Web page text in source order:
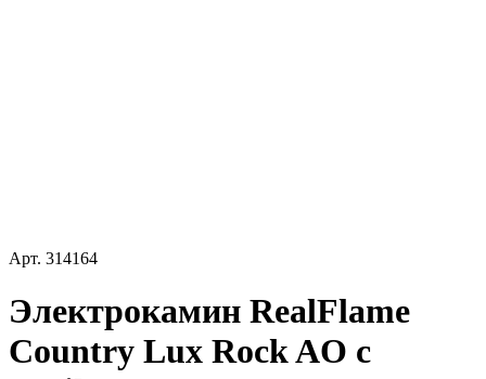
Арт. 314164
Электрокамин RealFlame
Country Lux Rock AO с